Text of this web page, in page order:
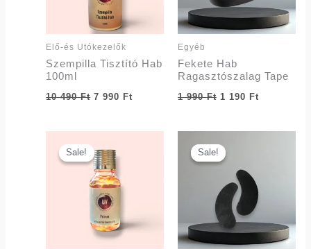
Elő-és Utókezelők
Szempilla Tisztító Hab
100ml
10 490Ft 7 990 Ft
Egyéb
Fekete Hab
Ragasztószalag Tape
1 990Ft 1 190 Ft
Sale!
Sale! price
was:
990 Ft.
Sale!
Sale!price
was:
199 Ft.99 Ft.